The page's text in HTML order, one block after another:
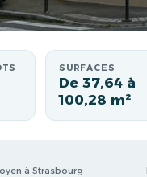
SURFACES
De 37,64 à
100,28 m²
à Strasbourg